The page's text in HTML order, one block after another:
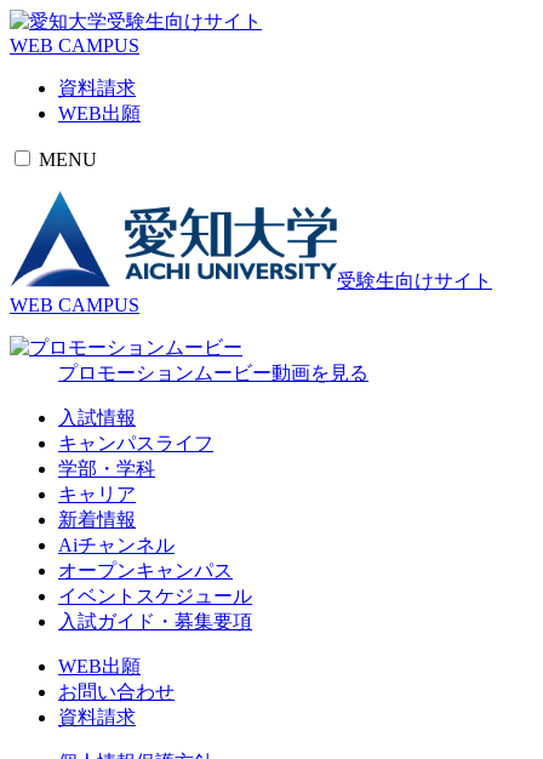
受験生向けサイト
WEB CAMPUS
資料請求
WEB出願
MENU
受験生向けサイト
WEB CAMPUS
プロモーションムービー動画を見る
入試情報
キャンパスライフ
学部・学科
キャリア
新着情報
Aiチャンネル
オープンキャンパス
イベントスケジュール
入試ガイド・募集要項
WEB出願
お問い合わせ
資料請求